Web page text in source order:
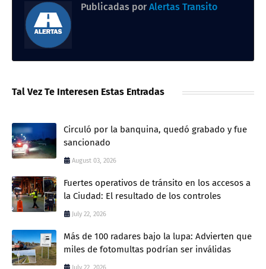
Publicadas por Alertas Transito
Tal Vez Te Interesen Estas Entradas
Circuló por la banquina, quedó grabado y fue
sancionado
August 03, 2026
Fuertes operativos de tránsito en los accesos a
la Ciudad: El resultado de los controles
July 22, 2026
Más de 100 radares bajo la lupa: Advierten que
miles de fotomultas podrían ser inválidas
July 22, 2026